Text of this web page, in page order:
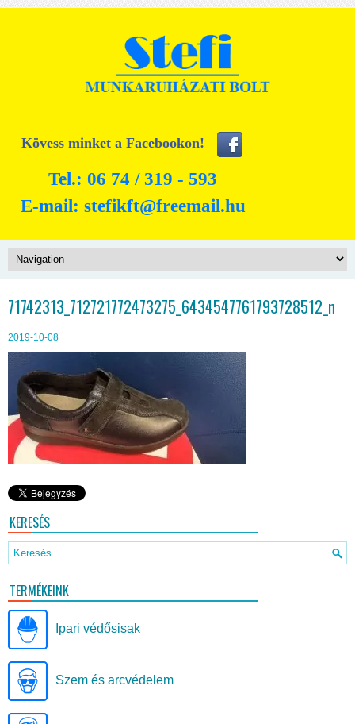
Kövess minket a Facebookon!
Tel.: 06 74 / 319 - 593
E-mail: stefikft@freemail.hu
71742313_712721772473275_6434547761793728512_n
2019-10-08
KERESÉS
TERMÉKEINK
Ipari védősisak
Szem és arcvédelem